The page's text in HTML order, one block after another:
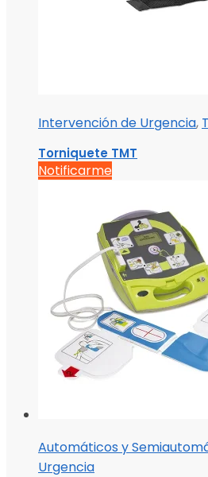
Intervención de Urgencia,
Torniquete TMT
Notificarme
Automáticos y
Urgencia